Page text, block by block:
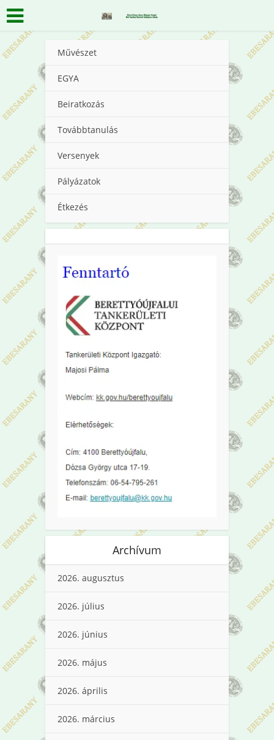
Művészet
EGYA
Beiratkozás
Továbbtanulás
Versenyek
Pályázatok
Étkezés
Archívum
2026. augusztus
2026. július
2026. június
2026. május
2026. április
2026. március